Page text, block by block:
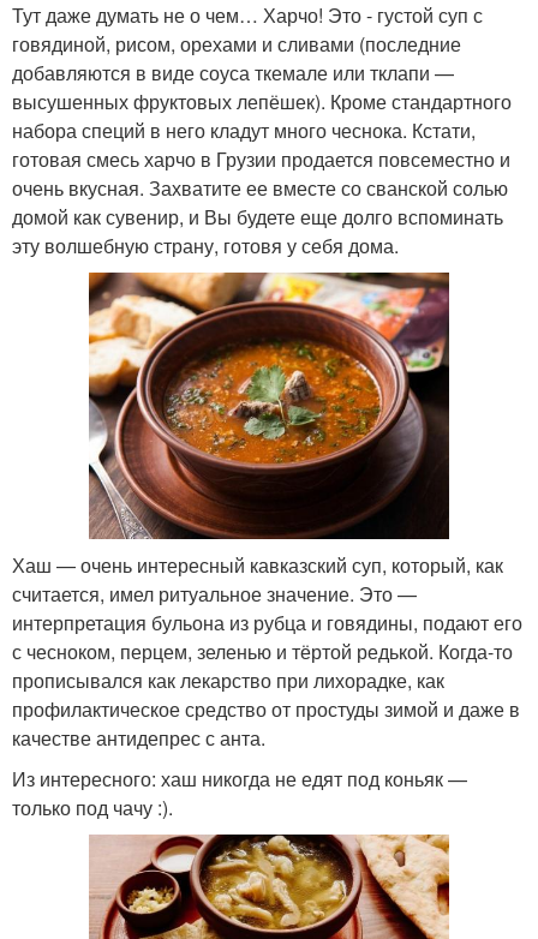
Тут даже думать не о чем… Харчо! Это - густой суп с
говядиной, рисом, орехами и сливами (последние
добавляются в виде соуса ткемале или тклапи —
высушенных фруктовых лепёшек). Кроме стандартного
набора специй в него кладут много чеснока. Кстати,
готовая смесь харчо в Грузии продается повсеместно и
очень вкусная. Захватите ее вместе со сванской солью
домой как сувенир, и Вы будете еще долго вспоминать
эту волшебную страну, готовя у себя дома.
Хаш — очень интересный кавказский суп, который, как
считается, имел ритуальное значение. Это —
интерпретация бульона из рубца и говядины, подают его
с чесноком, перцем, зеленью и тёртой редькой. Когда-то
прописывался как лекарство при лихорадке, как
профилактическое средство от простуды зимой и даже в
качестве антидепрес с анта.
Из интересного: хаш никогда не едят под коньяк —
только под чачу :).